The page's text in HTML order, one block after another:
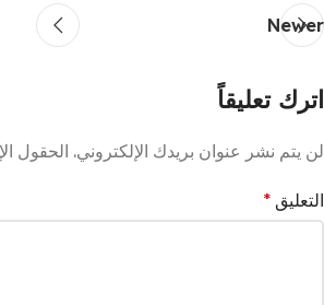
Newer
اترك تعليقاً
لن يتم نشر عنوان بريدك الإلكتروني. الحقول
التعليق *